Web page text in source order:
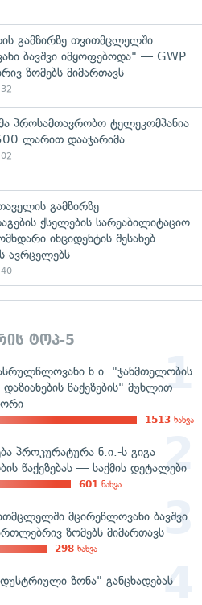
გამზირზე თვითმცლელში
ბავშვი იმყოფებოდა" — GWP
ზომებს მიმართავს
პროსამთავრობო ტელეკომპანია
ლარით დააჯარიმა
გამზირზე
ქსელების სარეაბილიტაციო
ინციდენტის შესახებ
ავრცელებს
ტოპ-5
ნ.ი. "ჯანმთელობის
წაქეზების" მუხლით
1513 ნახვა
პროკურატურა ნ.ი.-ს გიგა
წაქეზებას — საქმის დეტალები
601 ნახვა
მცირეწლოვანი ბავშვი
ზომებს მიმართავს
298 ნახვა
ზონა" განცხადებას